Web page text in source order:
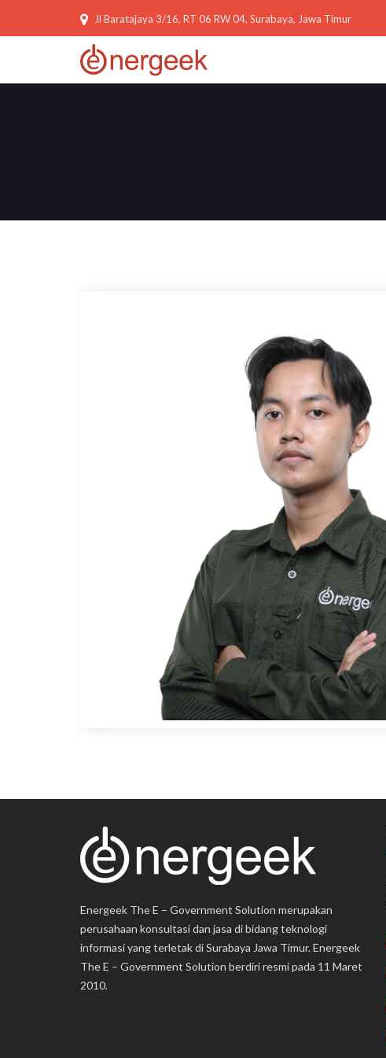
Jl Baratajaya 3/16, RT 06 RW 04, Surabaya, Jawa Timur
Energeek The E – Government Solution merupakan
perusahaan konsultasi dan jasa di bidang teknologi
informasi yang terletak di Surabaya Jawa Timur. Energeek
The E – Government Solution berdiri resmi pada 11 Maret
2010.